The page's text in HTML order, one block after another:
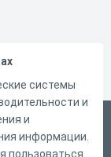
системы
и
и
информации.
пользоваться